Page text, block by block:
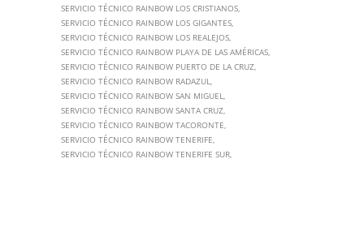
SERVICIO TÉCNICO RAINBOW LOS CRISTIANOS
SERVICIO TÉCNICO RAINBOW LOS GIGANTES
SERVICIO TÉCNICO RAINBOW LOS REALEJOS
SERVICIO TÉCNICO RAINBOW PLAYA DE LAS AMÉRICAS
SERVICIO TÉCNICO RAINBOW PUERTO DE LA CRUZ
SERVICIO TÉCNICO RAINBOW RADAZUL
SERVICIO TÉCNICO RAINBOW SAN MIGUEL
SERVICIO TÉCNICO RAINBOW SANTA CRUZ
SERVICIO TÉCNICO RAINBOW TACORONTE
SERVICIO TÉCNICO RAINBOW TENERIFE
SERVICIO TÉCNICO RAINBOW TENERIFE SUR